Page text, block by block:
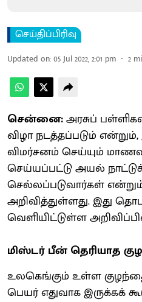
செய்திப்பிரிவு
Updated on:05 Jul 2022, 2:01 pm 2
சென்னை:அரசுப்
விழா நடத்தப்படும்
விமர்சனம் செய்யும்
செய்யப்பட்டு அயல்
செல்லப்படுவார்கள் என்றும்
அறிவித்துள்ளது. இது
வெளியிட்டுள்ள
மிஸ்டர் பீன் தெரியாத
உலகெங்கும் உள்ள
பெயர் எதுவாக இருக்கக்